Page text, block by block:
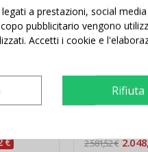
€
Porte da
reggirete a
2.581,52 €
a prestazioni, social
pubblicitario vengono
Accetti i cookie e
Rifiuta